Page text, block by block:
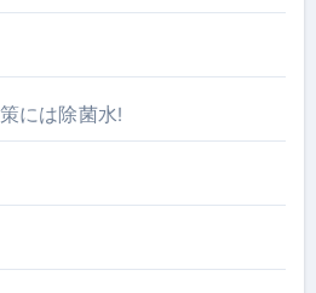
には除菌水!